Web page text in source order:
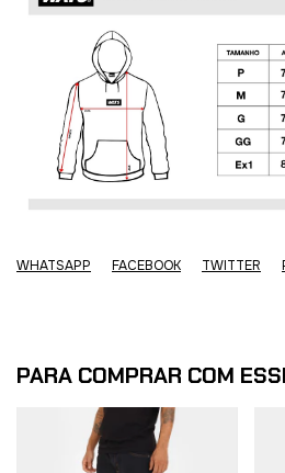
WHATSAPP FACEBOOK TWITTER
PARA COMPRAR COM